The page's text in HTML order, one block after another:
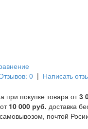
0 | Написать
при покупке товара от3
10 000 руб. доставка
самовывозом, почтой